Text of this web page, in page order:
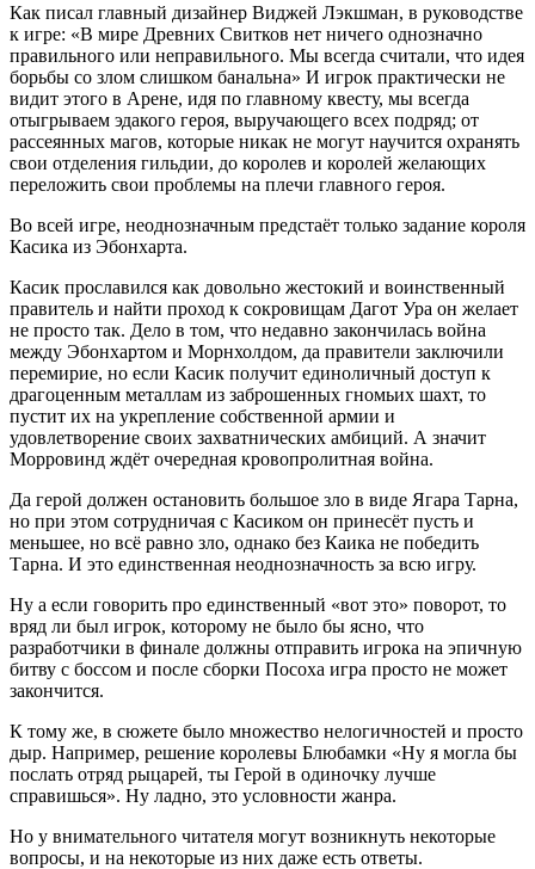
Как писал главный дизайнер Виджей Лэкшман, в руководстве
к игре: «В мире Древних Свитков нет ничего однозначно
правильного или неправильного. Мы всегда считали, что идея
борьбы со злом слишком банальна» И игрок практически не
видит этого в Арене, идя по главному квесту, мы всегда
отыгрываем эдакого героя, выручающего всех подряд; от
рассеянных магов, которые никак не могут научится охранять
свои отделения гильдии, до королев и королей желающих
переложить свои проблемы на плечи главного героя.
Во всей игре, неоднозначным предстаёт только задание короля
Касика из Эбонхарта.
Касик прославился как довольно жестокий и воинственный
правитель и найти проход к сокровищам Дагот Ура он желает
не просто так. Дело в том, что недавно закончилась война
между Эбонхартом и Морнхолдом, да правители заключили
перемирие, но если Касик получит единоличный доступ к
драгоценным металлам из заброшенных гномьих шахт, то
пустит их на укрепление собственной армии и
удовлетворение своих захватнических амбиций. А значит
Морровинд ждёт очередная кровопролитная война.
Да герой должен остановить большое зло в виде Ягара Тарна,
но при этом сотрудничая с Касиком он принесёт пусть и
меньшее, но всё равно зло, однако без Каика не победить
Тарна. И это единственная неоднозначность за всю игру.
Ну а если говорить про единственный «вот это» поворот, то
вряд ли был игрок, которому не было бы ясно, что
разработчики в финале должны отправить игрока на эпичную
битву с боссом и после сборки Посоха игра просто не может
закончится.
К тому же, в сюжете было множество нелогичностей и просто
дыр. Например, решение королевы Блюбамки «Ну я могла бы
послать отряд рыцарей, ты Герой в одиночку лучше
справишься». Ну ладно, это условности жанра.
Но у внимательного читателя могут возникнуть некоторые
вопросы, и на некоторые из них даже есть ответы.